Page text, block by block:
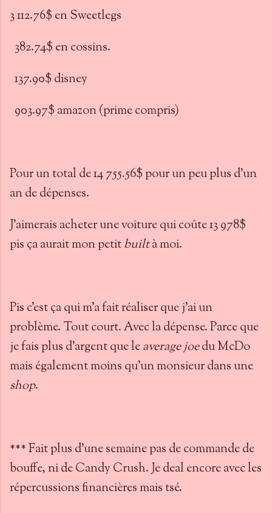
3 112.76$ en Sweetlegs
382.74$ en cossins.
137.90$ disney
903.97$ amazon (prime compris)
Pour un total de 14 755.56$ pour un peu plus d'un
an de dépenses.
J'aimerais acheter une voiture qui coûte 13 978$
pis ça aurait mon petitbuiltà moi.
Pis c'est ça qui m'a fait réaliser que j'ai un
problème. Tout court. Avec la dépense. Parce que
je fais plus d'argent que leaverage joedu McDo
mais également moins qu'un monsieur dans une
shop.
*** Fait plus d'une semaine pas de commande de
bouffe, ni de Candy Crush. Je deal encore avec les
répercussions financières mais tsé.